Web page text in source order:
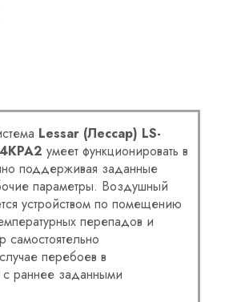
Lessar (Лессар) LS-
умеет функционировать в
поддерживая заданные
параметры. Воздушный
устройством по помещению
перепадов и
самостоятельно
перебоев в
раннее заданными